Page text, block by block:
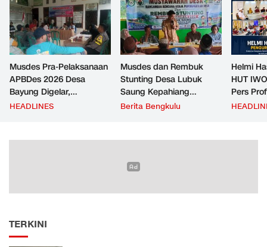
Musdes Pra-Pelaksanaan
APBDes 2026 Desa
Bayung Digelar,
Pemerintah Desa
HEADLINES
Musdes dan Rembuk
Stunting Desa Lubuk
Saung Kepahiang
Tetapkan Prioritas RKP
Penurunan Stunting
Berita Bengkulu
Helmi
HUT
Pers
TERKINI